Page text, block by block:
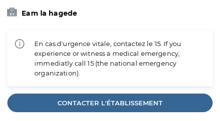
Eam la hagede
En cas d'urgence vitale, contactez le 15. If you
experience or witness a medical emergency,
immediatly call 15 (the national emergency
organization).
CONTACTER L'ÉTABLISSEMENT